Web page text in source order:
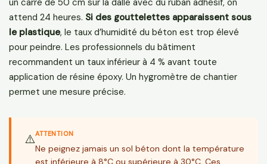
attend 24 heures. Si des gouttelettes apparaissent sous
le plastique, le taux d’humidité du béton est trop élevé
pour peindre. Les professionnels du bâtiment
recommandent un taux inférieur à 4 % avant toute
application de résine époxy. Un hygromètre de chantier
permet une mesure précise.
⚠️ATTENTION
Ne peignez jamais un sol béton dont la température
est inférieure à 8°C ou supérieure à 30°C. Ces